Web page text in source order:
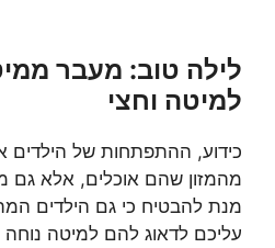
לילה טוב: מעבר
למיטה וחצי
כידוע, ההתפתחות של הילדים
מהמזון שהם אוכלים, אלא גם
מנת להבטיח כי גם הילדים
עליכם לדאוג להם למיטה